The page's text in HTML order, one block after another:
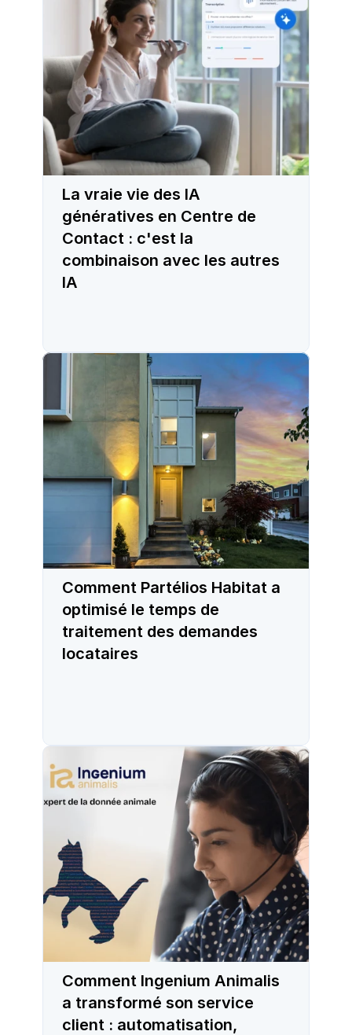
La vraie vie des IA
génératives en Centre de
Contact : c'est la
combinaison avec les autres
IA
Comment Partélios Habitat a
optimisé le temps de
traitement des demandes
locataires
Comment Ingenium Animalis
a transformé son service
client : automatisation,